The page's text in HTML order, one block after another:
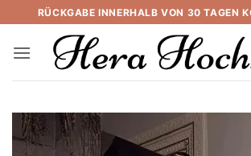
to
content
RÜCKGABE INNERHALB VON 30 TAGEN